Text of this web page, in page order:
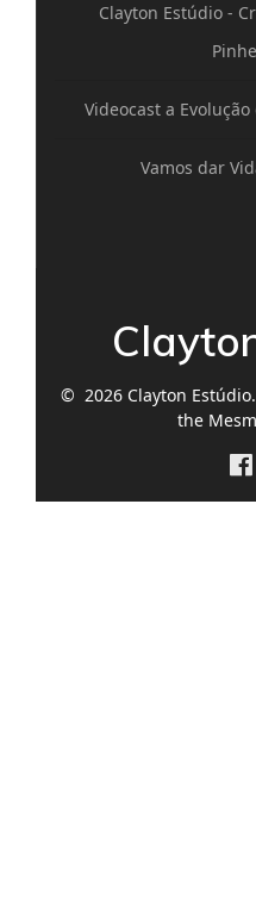
Clayton Estúdio -
Videocast a
Vamos dar
© 2026 Clayton
the